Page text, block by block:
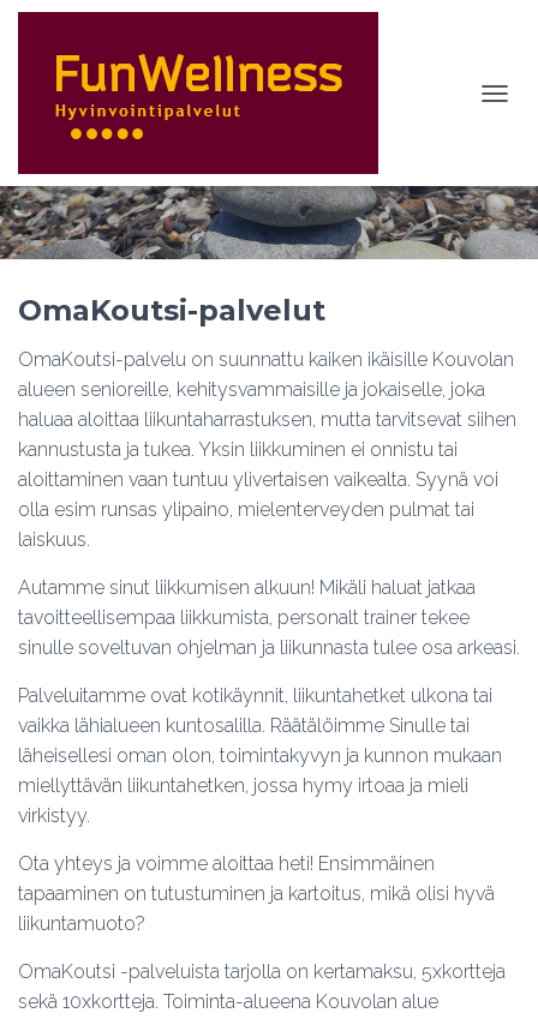
V
I
G
N
I
P
E
OmaKoutsi-palvelut
OmaKoutsi-palvelut
OmaKoutsi-palvelu on suunnattu kaiken ikäisille Kouvolan
alueen senioreille, kehitysvammaisille ja jokaiselle, joka
haluaa aloittaa liikuntaharrastuksen, mutta tarvitsevat siihen
kannustusta ja tukea. Yksin liikkuminen ei onnistu tai
aloittaminen vaan tuntuu ylivertaisen vaikealta. Syynä voi
olla esim runsas ylipaino, mielenterveyden pulmat tai
laiskuus.
Autamme sinut liikkumisen alkuun! Mikäli haluat jatkaa
tavoitteellisempaa liikkumista, personalt trainer tekee
sinulle soveltuvan ohjelman ja liikunnasta tulee osa arkeasi.
Palveluitamme ovat kotikäynnit, liikuntahetket ulkona tai
vaikka lähialueen kuntosalilla. Räätälöimme Sinulle tai
läheisellesi oman olon, toimintakyvyn ja kunnon mukaan
miellyttävän liikuntahetken, jossa hymy irtoaa ja mieli
virkistyy.
Ota yhteys ja voimme aloittaa heti! Ensimmäinen
tapaaminen on tutustuminen ja kartoitus, mikä olisi hyvä
liikuntamuoto?
OmaKoutsi -palveluista tarjolla on kertamaksu, 5xkortteja
sekä 10xkortteja. Toiminta-alueena Kouvolan alue